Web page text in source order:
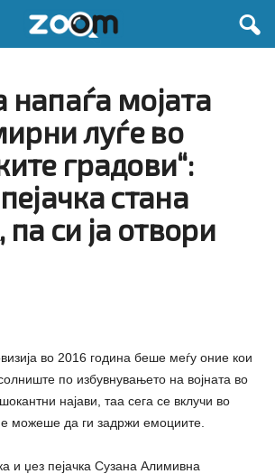
напаѓа мојата
луѓе во
градови“:
стана
си ја отвори
во 2016 година беше меѓу оние кои
по избувнувањето на војната во
најави, таа сега се вклучи во
можеше да ги задржи емоциите.
и џез пејачка Сузана Алимивна